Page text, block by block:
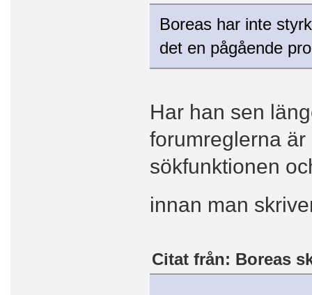
Boreas har inte
det en pågående
Har han sen
forumreglerna
sökfunktionen
innan man
Citat från: Boreas